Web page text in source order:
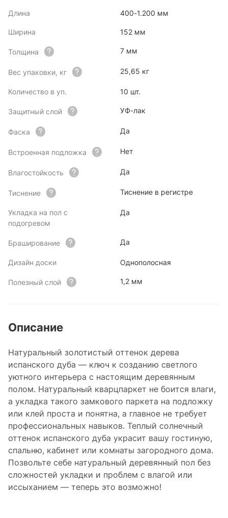
Длина 400-1.200 мм
Ширина 152 мм
Толщина 7 мм
Вес упаковки, кг 25,65 кг
Количество в уп. 10 шт.
Защитный слой УФ-лак
Фаска Да
Встроенная подложка Нет
Влагостойкость Да
Тиснение Тиснение в регистре
Укладка на пол с
подогревом
Да
Браширование Да
Дизайн доски Однополосная
Полезный слой 1,2 мм
Описание
Натуральный золотистый оттенок дерева
испанского дуба — ключ к созданию светлого
уютного интерьера с настоящим деревянным
полом. Натуральный кварцпаркет не боится влаги,
а укладка такого замкового паркета на подложку
или клей проста и понятна, а главное не требует
профессиональных навыков. Теплый солнечный
оттенок испанского дуба украсит вашу гостиную,
спальню, кабинет или комнаты загородного дома.
Позвольте себе натуральный деревянный пол без
сложностей укладки и проблем с влагой или
иссыханием — теперь это возможно!